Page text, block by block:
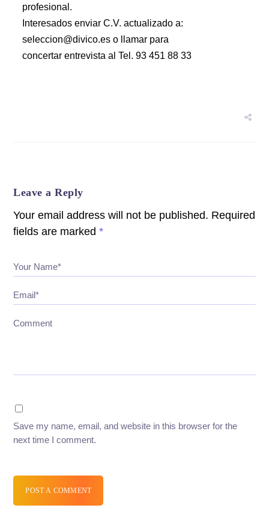
profesional.
Interesados enviar C.V. actualizado a:
seleccion@divico.es o llamar para
concertar entrevista al Tel. 93 451 88 33
Leave a Reply
Your email address will not be published. Required
fields are marked*
Your Name*
Email*
Comment
Save my name, email, and website in this browser for the
next time I comment.
POST A COMMENT